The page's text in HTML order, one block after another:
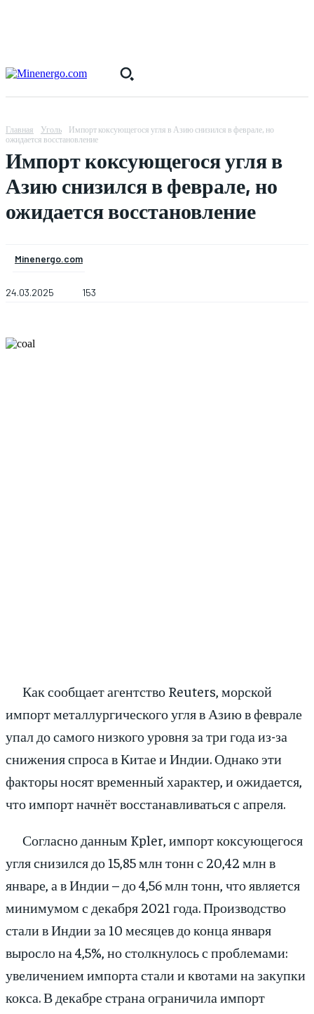
Главная Уголь
Импорт коксующегося угля в Азию снизился в феврале, но
ожидается восстановление
Импорт коксующегося угля в
Азию снизился в феврале, но
ожидается восстановление
Minenergo.com
24.03.2025 153
Как сообщает агентство Reuters, морской
импорт металлургического угля в Азию в феврале
упал до самого низкого уровня за три года из-за
снижения спроса в Китае и Индии. Однако эти
факторы носят временный характер, и ожидается,
что импорт начнёт восстанавливаться с апреля.
Согласно данным Kpler, импорт коксующегося
угля снизился до 15,85 млн тонн с 20,42 млн в
январе, а в Индии – до 4,56 млн тонн, что является
минимумом с декабря 2021 года. Производство
стали в Индии за 10 месяцев до конца января
выросло на 4,5%, но столкнулось с проблемами:
увеличением импорта стали и квотами на закупки
кокса. В декабре страна ограничила импорт